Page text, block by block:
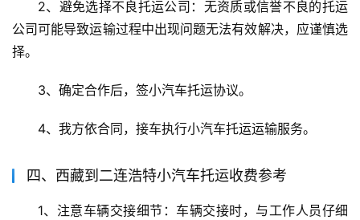
2、避免选择不良托运公司：无资质或信誉不良的托运
公司可能导致运输过程中出现问题无法有效解决，应谨慎选
择。
3、确定合作后，签小汽车托运协议。
4、我方依合同，接车执行小汽车托运运输服务。
四、西藏到二连浩特小汽车托运收费参考
1、注意车辆交接细节：车辆交接时，与工作人员仔细